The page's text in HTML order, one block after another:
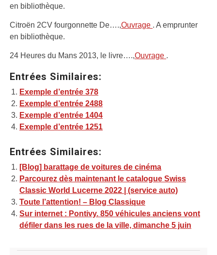
en bibliothèque.
Citroën 2CV fourgonnette De….,Ouvrage . A emprunter
en bibliothèque.
24 Heures du Mans 2013, le livre….,Ouvrage .
Entrées Similaires:
Exemple d’entrée 378
Exemple d’entrée 2488
Exemple d’entrée 1404
Exemple d’entrée 1251
Entrées Similaires:
[Blog] barattage de voitures de cinéma
Parcourez dès maintenant le catalogue Swiss
Classic World Lucerne 2022 | (service auto)
Toute l’attention! – Blog Classique
Sur internet : Pontivy. 850 véhicules anciens vont
défiler dans les rues de la ville, dimanche 5 juin